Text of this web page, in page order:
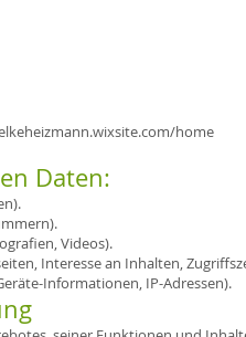
home
Daten:
Videos).
Interesse an Inhalten,
Informationen, IP-Adressen).